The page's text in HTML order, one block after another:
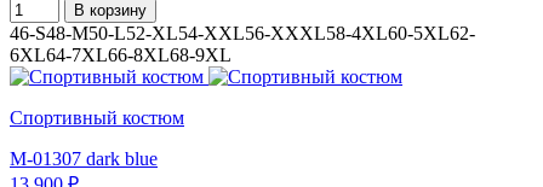
В корзину
46-S48-M50-L52-XL54-XXL56-XXXL58-4XL60-5XL62-
6XL64-7XL66-8XL68-9XL
Спортивный костюм
M-01307 dark blue